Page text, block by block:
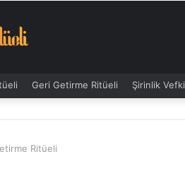
Geri Getirme Ritüeli Şirinlik Vefki
Ritüeli